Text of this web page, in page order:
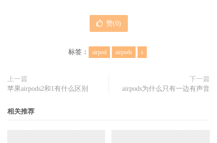
赞(0)
标签： airpod airpods s
上一篇
苹果airpods2和1有什么区别
下一篇
airpods为什么只有一边有声音
相关推荐